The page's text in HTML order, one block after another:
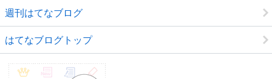
週刊はてなブログ
はてなブログトップ